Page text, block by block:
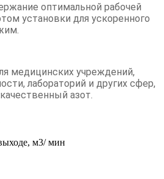
оптимальной рабочей
установки для ускоренного
медицинских учреждений,
лабораторий и других сфер,
азот.
м3/ мин